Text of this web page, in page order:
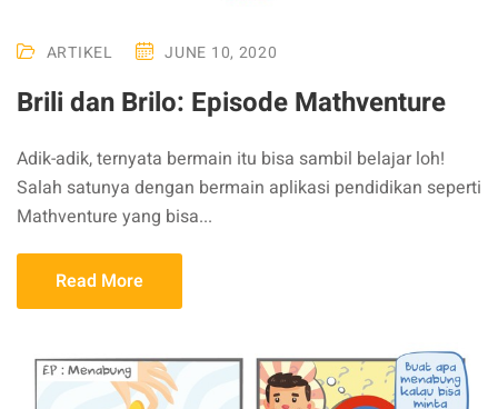
ARTIKEL JUNE 10, 2020
Brili dan Brilo: Episode Mathventure
Adik-adik, ternyata bermain itu bisa sambil belajar loh!
Salah satunya dengan bermain aplikasi pendidikan seperti
Mathventure yang bisa...
Read More